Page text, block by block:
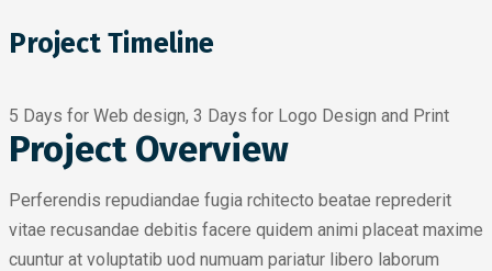
Project Timeline
5 Days for Web design, 3 Days for Logo Design and Print
Project Overview
Perferendis repudiandae fugia rchitecto beatae reprederit
vitae recusandae debitis facere quidem animi placeat maxime
cuuntur at voluptatib uod numuam pariatur libero laborum